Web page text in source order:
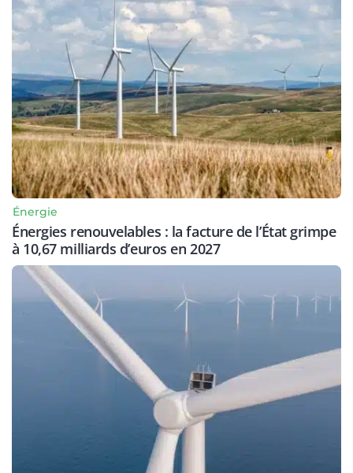
Énergie
Énergies renouvelables : la facture de l’État grimpe
à 10,67 milliards d’euros en 2027